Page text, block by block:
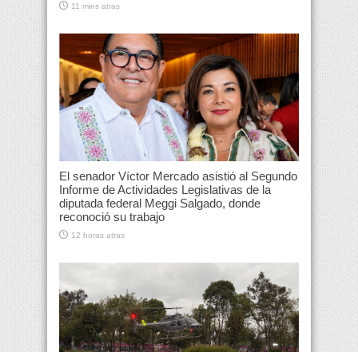
11 mins atras
El senador Víctor Mercado asistió al Segundo
Informe de Actividades Legislativas de la
diputada federal Meggi Salgado, donde
reconoció su trabajo
12 horas atras